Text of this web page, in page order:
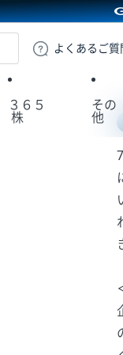
GMOクリック証券
よくある ご質
３６５
株
その
他